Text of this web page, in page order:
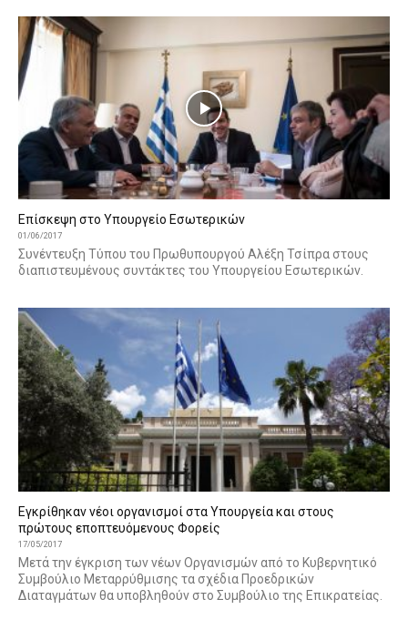
Επίσκεψη στο Υπουργείο Εσωτερικών
01/06/2017
Συνέντευξη Τύπου του Πρωθυπουργού Αλέξη Τσίπρα στους
διαπιστευμένους συντάκτες του Υπουργείου Εσωτερικών.
Εγκρίθηκαν νέοι οργανισμοί στα Υπουργεία και στους
πρώτους εποπτευόμενους Φορείς
17/05/2017
Μετά την έγκριση των νέων Οργανισμών από το Κυβερνητικό
Συμβούλιο Μεταρρύθμισης τα σχέδια Προεδρικών
Διαταγμάτων θα υποβληθούν στο Συμβούλιο της Επικρατείας.